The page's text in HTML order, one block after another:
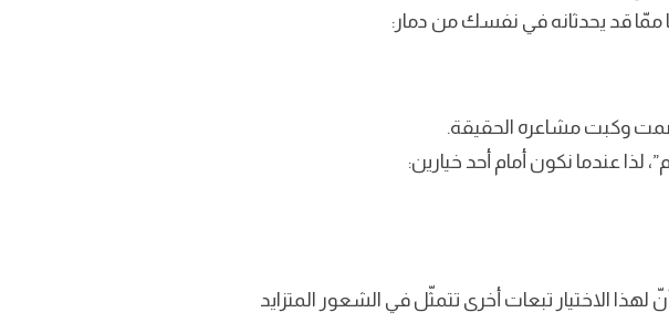
ممّا قد يحدثانه في نفسك من دمار:
وكبت مشاعره الحقيقة.
لذا عندما نكون أمام أحد خيارين:
لهذا الاختيار تبعات أخرى تتمثّل في الشعور المتزايد